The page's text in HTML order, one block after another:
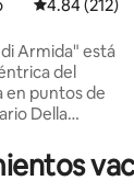
Calificación
4.84 (212)
Armida" está
del
en puntos de
Della
Porta
históricas